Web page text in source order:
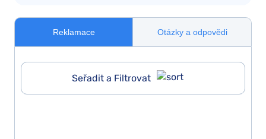
Reklamace Otázky a odpovědi
Seřadit a Filtrovat